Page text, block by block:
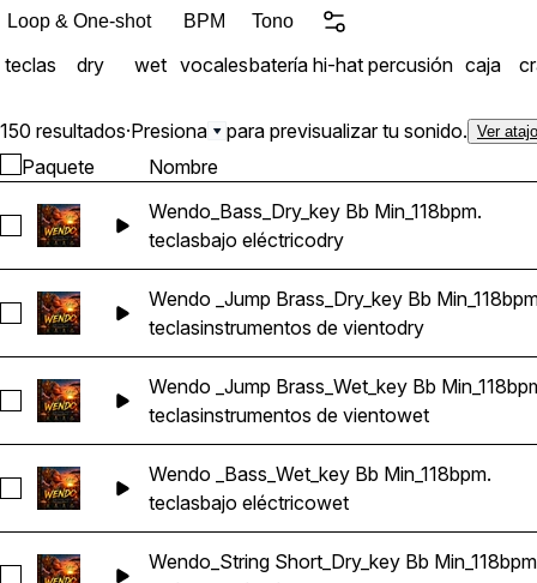
Loop & One-shot BPM Tono
teclas dry wet vocalesbatería hi-hat percusión caja
150 resultados·Presiona para previsualizar tu sonido. Ver
Paquete Nombre
Seleccionar Wendo_Bass_Dry_key Bb Min_118bpm.
Wendo_Bass_Dry_key Bb Min_118bpm.
teclasbajo eléctricodry
Seleccionar Wendo _Jump Brass_Dry_key Bb Min_118bpm.
Wendo _Jump Brass_Dry_key Bb
teclasinstrumentos de vientodry
Seleccionar Wendo _Jump Brass_Wet_key Bb Min_118bpm.
Wendo _Jump Brass_Wet_key Bb
teclasinstrumentos de vientowet
Seleccionar Wendo _Bass_Wet_key Bb Min_118bpm.
Wendo _Bass_Wet_key Bb Min_118bpm.
teclasbajo eléctricowet
Seleccionar Wendo_String Short_Dry_key Bb Min_118bpm.
Wendo_String Short_Dry_key Bb